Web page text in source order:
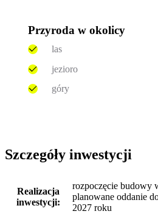
Przyroda w okolicy
las
jezioro
góry
Szczegóły inwestycji
Realizacja
inwestycji:
rozpoczęcie budowy
planowane oddanie
2027 roku